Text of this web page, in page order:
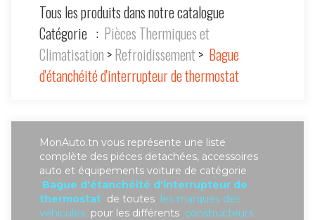
Tous les produits dans notre catalogue
Catégorie : Pièces Thermiques et
Climatisation >Refroidissement> Bague
d'étanchéité d'interrupteur de thermostat
MonAuto.tn vous représente une liste
complète des piéces detachées, accessoires
auto et équipements voiture de catégorie
Bague d'étanchéité d'interrupteur de
thermostat de toutes les marques des
véhicules pour les différents constructeurs